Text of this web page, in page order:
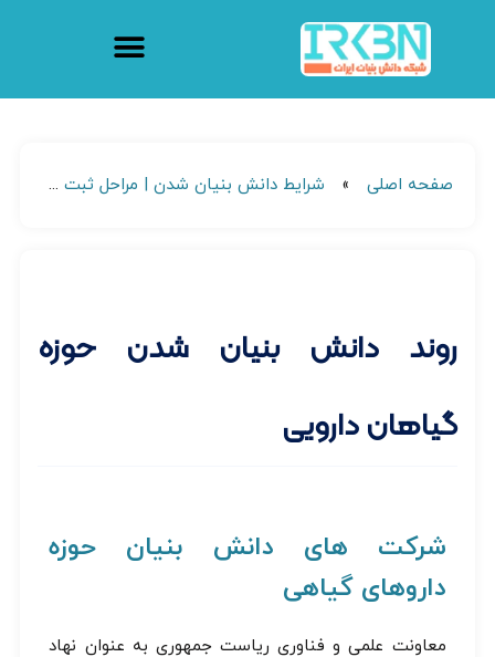
صفحه اصلی» شرایط دانش بنیان شدن | مراحل ثبت شرکت دانش بنیان
روند دانش بنیان شدن حوزه
گیاهان دارویی
شرکت های دانش بنیان حوزه
داروهای گیاهی
معاونت علمی و فناوری ریاست جمهوری به عنوان نهاد